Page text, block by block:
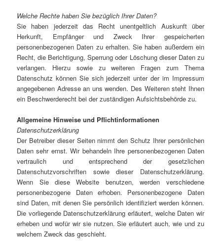
Welche Rechte haben Sie bezüglich Ihrer Daten?
Sie haben jederzeit das Recht unentgeltlich Auskunft über
Herkunft, Empfänger und Zweck Ihrer gespeicherten
personenbezogenen Daten zu erhalten. Sie haben außerdem ein
Recht, die Berichtigung, Sperrung oder Löschung dieser Daten zu
verlangen. Hierzu sowie zu weiteren Fragen zum Thema
Datenschutz können Sie sich jederzeit unter der im Impressum
angegebenen Adresse an uns wenden. Des Weiteren steht Ihnen
ein Beschwerderecht bei der zuständigen Aufsichtsbehörde zu.
Allgemeine Hinweise und Pflichtinformationen
Datenschutzerklärung
Der Betreiber dieser Seiten nimmt den Schutz Ihrer persönlichen
Daten sehr ernst. Wir behandeln Ihre personenbezogenen Daten
vertraulich und entsprechend der gesetzlichen
Datenschutzvorschriften sowie dieser Datenschutzerklärung.
Wenn Sie diese Website benutzen, werden verschiedene
personenbezogene Daten erhoben. Personenbezogene Daten
sind Daten, mit denen Sie persönlich identifiziert werden können.
Die vorliegende Datenschutzerklärung erläutert, welche Daten wir
erheben und wofür wir sie nutzen. Sie erläutert auch, wie und zu
welchem Zweck das geschieht.